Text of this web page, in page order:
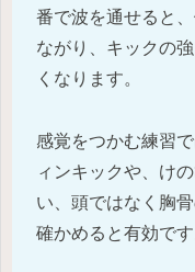
番で波を通せると
ながり、キックの
くなります。
感覚をつかむ練習
ィンキックや、け
い、頭ではなく胸
確かめると有効です